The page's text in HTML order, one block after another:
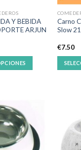
Y BEBIDA
ARJUN
Carno
Slow
€7.50